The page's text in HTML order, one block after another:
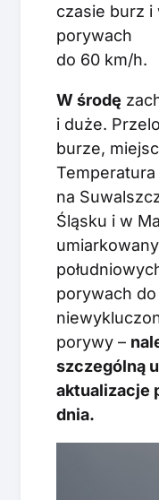
czasie burz i
porywach
do 60 km/h.
W środę
i duże.
burze,
Temperatura
na
Śląsku i w
porywach
porywy –
szczególną
aktualizacje
dnia.